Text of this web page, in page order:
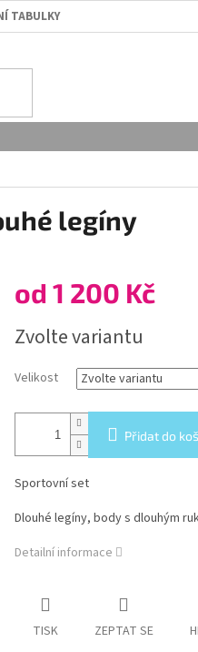
TABULKY
legíny
od 1 200 Kč
cena:
Zvolte variantu
Velikost
Přidat do
Sportovní set
Dlouhé legíny, body s dlouhým
Detailní informace
TISK ZEPTAT SE